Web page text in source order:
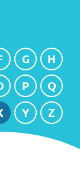
G
H
P
Q
Y Z